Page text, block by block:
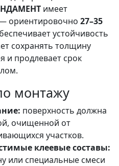
имеет
ориентировочно 27–35
устойчивость
сохранять толщину
и продлевает срок
монтажу
поверхность должна
очищенной от
участков.
клеевые составы:
или специальные смеси